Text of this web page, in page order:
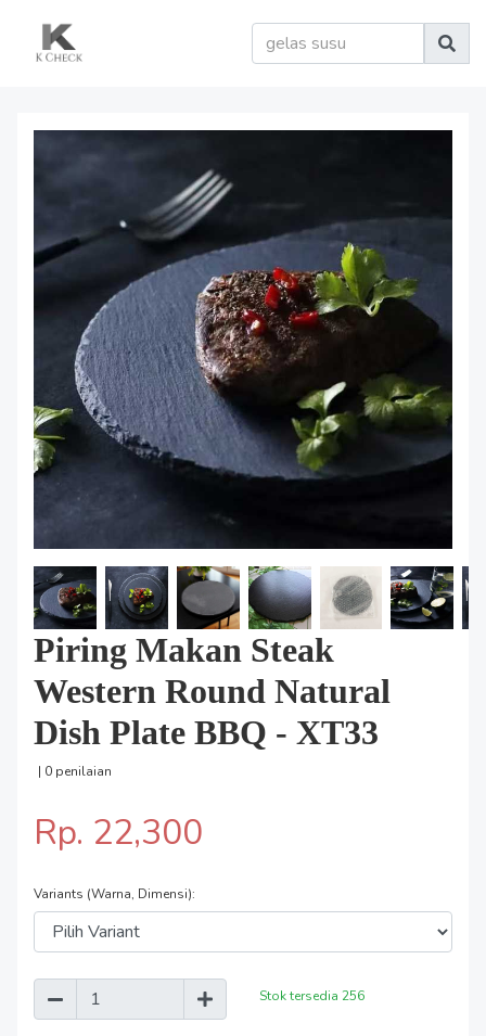
Piring Makan Steak
Western Round Natural
Dish Plate BBQ - XT33
| 0 penilaian
Rp. 22,300
Variants (Warna, Dimensi):
Stok tersedia 256